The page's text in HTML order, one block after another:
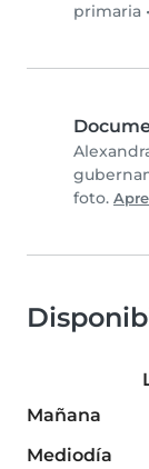
primaria •
foto.
Mañana
Mediodía